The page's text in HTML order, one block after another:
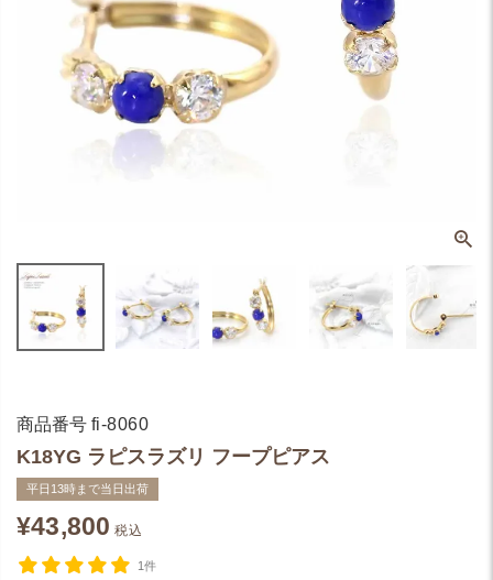
商品番号 fi-8060
K18YG ラピスラズリ フープピアス
平日13時まで当日出荷
¥43,800 税込
1件